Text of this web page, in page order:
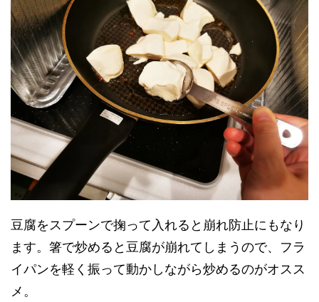
豆腐をスプーンで掬って入れると崩れ防止にもなり
ます。箸で炒めると豆腐が崩れてしまうので、フラ
イパンを軽く振って動かしながら炒めるのがオスス
メ。